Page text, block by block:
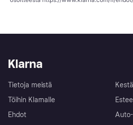
Klarna
Tietoja meistä
Töihin Klarnalle
Ehdot